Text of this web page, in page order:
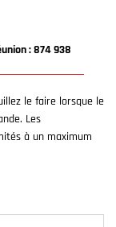
: 874 938
le faire lorsque le
Les
à un maximum